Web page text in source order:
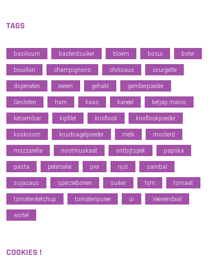
TAGS
basilicum basterdsuiker bloem bosui boter
bouillon champignons chilisaus courgette
doperwten eieren gehakt gemberpoeder
Gesloten ham kaas kaneel ketjap manis
ketoembar kipfilet knoflook knoflookpoeder
kookroom kruidnagelpoeder melk mosterd
mozzarella nootmuskaat ontbijtspek paprika
pasta peterselie prei rijst sambal
sojasaus sperziebonen suiker tijm tomaat
tomatenketchup tomatenpuree ui Veenendaal
wortel
COOKIES !